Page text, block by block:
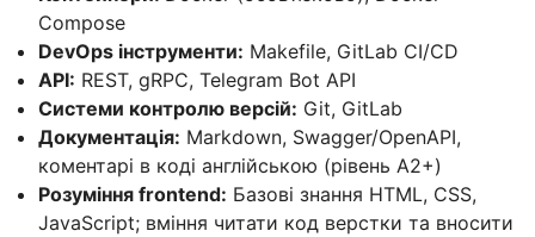
Compose
DevOps інструменти: Makefile, GitLab CI/CD
API: REST, gRPC, Telegram Bot API
Системи контролю версій: Git, GitLab
Документація: Markdown, Swagger/OpenAPI,
коментарі в коді англійською (рівень A2+)
Розуміння frontend: Базові знання HTML, CSS,
JavaScript; вміння читати код верстки та вносити